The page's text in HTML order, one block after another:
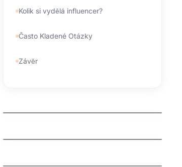
Kolik si vydělá influencer?
Často Kladené Otázky
Závěr